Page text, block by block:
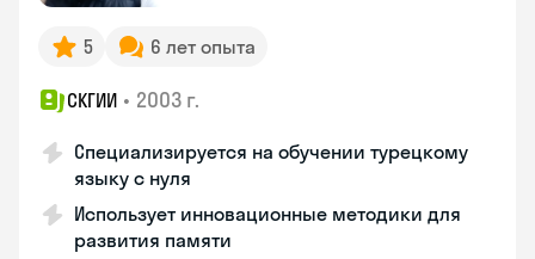
5 6 лет опыта
СКГИИ • 2003 г.
Специализируется на обучении турецкому
языку с нуля
Использует инновационные методики для
развития памяти